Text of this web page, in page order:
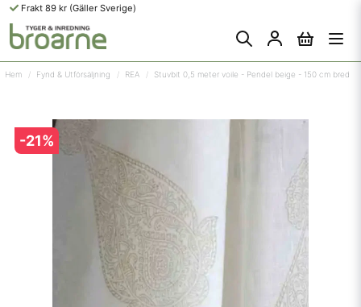
Frakt 89 kr (Gäller Sverige)
Hem Fynd & Utförsäljning REA Stuvbit 0,5 meter voile - Pendel beige - 150 cm bred
-21%